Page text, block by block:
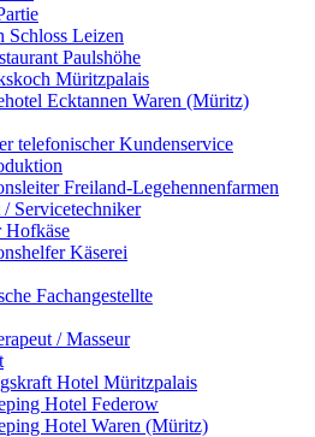
Schloss Leizen
Paulshöhe
Müritzpalais
Ecktannen Waren (Müritz)
telefonischer Kundenservice
Freiland-Legehennenfarmen
Servicetechniker
Hofkäse
Käserei
Fachangestellte
/ Masseur
Hotel Müritzpalais
Hotel Federow
Hotel Waren (Müritz)